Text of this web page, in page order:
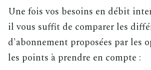
Une fois vos besoins en débit
il vous suffit de comparer les
d'abonnement proposées par les
les points à prendre en compte :